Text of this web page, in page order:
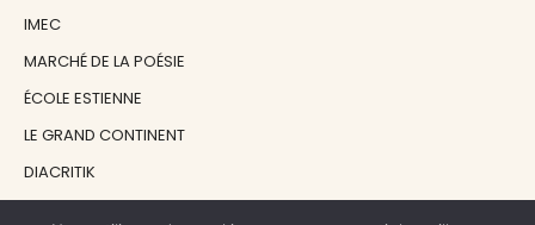
IMEC
MARCHÉ DE LA POÉSIE
ÉCOLE ESTIENNE
LE GRAND CONTINENT
DIACRITIK